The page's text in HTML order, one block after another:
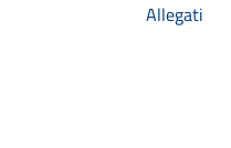
Allegati